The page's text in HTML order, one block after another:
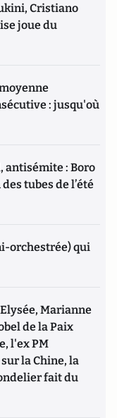
Cristiano
joue du
: jusqu'où
antisémite : Boro
tubes de l’été
orchestrée) qui
Marianne
de la Paix
l'ex PM
la Chine, la
fait du